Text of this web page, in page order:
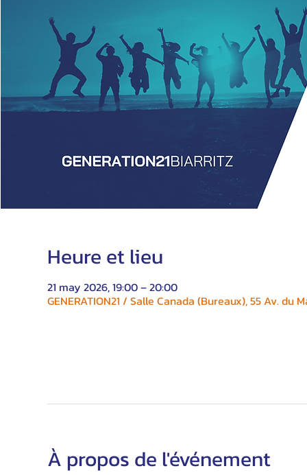
Heure et lieu
21 may 2026, 19:00 – 20:00
GENERATION21 / Salle Canada (Bureaux), 55 Av.
À propos de l'événement